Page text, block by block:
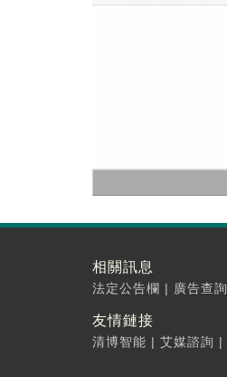
相關訊息
法定公告欄 | 廣告查詢
友情鏈接
清博智能 | 艾媒諮詢 |